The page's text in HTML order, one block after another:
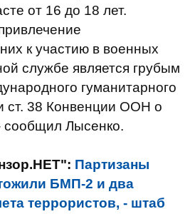
от 16 до 18 лет.
к участию в военных
службе является грубым
гуманитарного
ст. 38 Конвенции ООН о
сообщил Лысенко.
Партизаны
БМП-2 и два
террористов, - штаб